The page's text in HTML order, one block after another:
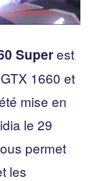
Superest
1660 et
mise en
le 29
permet
les